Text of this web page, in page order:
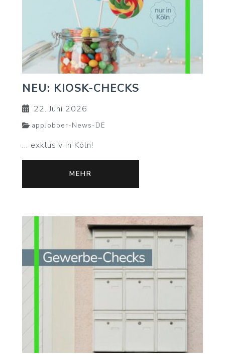
NEU: KIOSK-CHECKS
22. Juni 2026
appJobber-News-DE
... exklusiv in Köln!
MEHR